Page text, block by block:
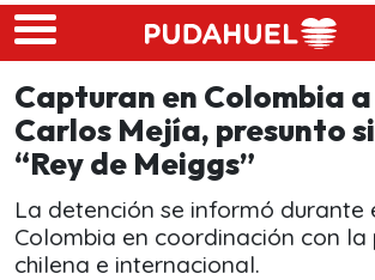
Skip to main content
Capturan en Colombia
Carlos Mejía, presunto
“Rey de Meiggs”
La detención se informó durante
Colombia en coordinación con la
chilena e internacional.